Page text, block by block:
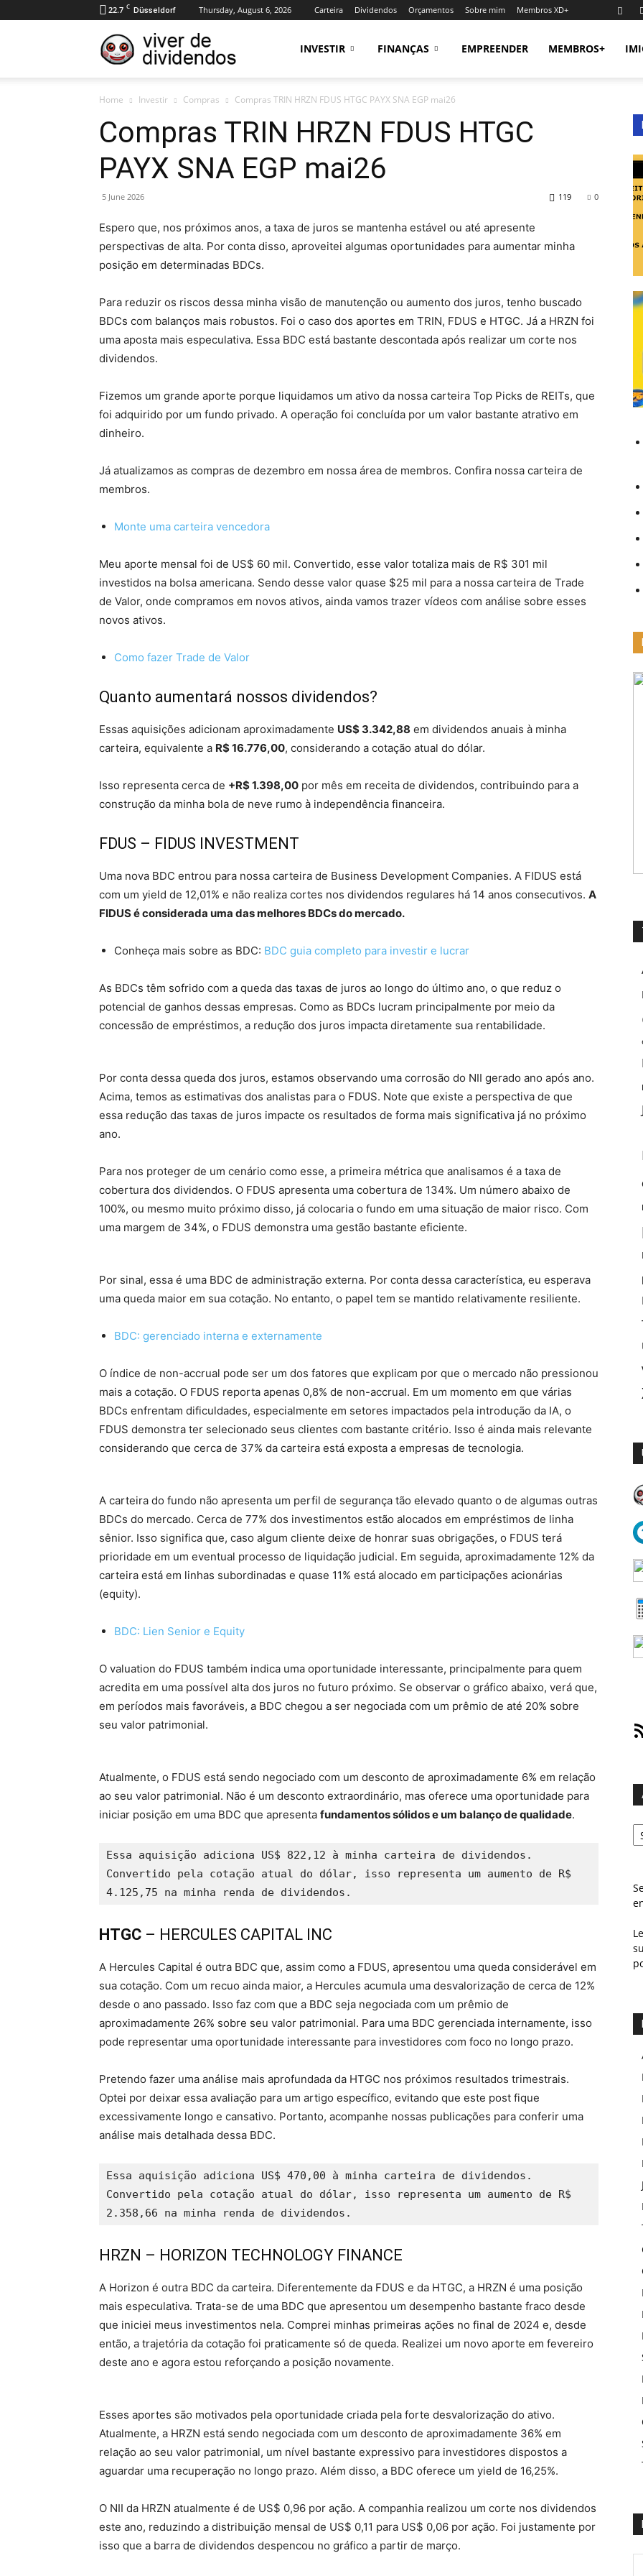
22.7 C Düsseldorf Thursday, August 6, 2026 Carteira Dividendos Orçamentos Sobre mim Membros XD+
de
Dividendos
INVESTIR FINANÇAS EMPREENDER MEMBROS+
Home Investir Compras Compras TRIN HRZN FDUS HTGC PAYX SNA EGP mai26
Compras TRIN HRZN FDUS HTGC
PAYX SNA EGP mai26
5 June 2026 0
119
Espero que, nos próximos anos, a taxa de juros se mantenha estável ou até apresente
perspectivas de alta. Por conta disso, aproveitei algumas oportunidades para aumentar minha
posição em determinadas BDCs.
Para reduzir os riscos dessa minha visão de manutenção ou aumento dos juros, tenho buscado
BDCs com balanços mais robustos. Foi o caso dos aportes em TRIN, FDUS e HTGC. Já a HRZN foi
uma aposta mais especulativa. Essa BDC está bastante descontada após realizar um corte nos
dividendos.
Fizemos um grande aporte porque liquidamos um ativo da nossa carteira Top Picks de REITs, que
foi adquirido por um fundo privado. A operação foi concluída por um valor bastante atrativo em
dinheiro.
Já atualizamos as compras de dezembro em nossa área de membros. Confira nossa carteira de
membros.
Monte uma carteira vencedora
Meu aporte mensal foi de US$ 60 mil. Convertido, esse valor totaliza mais de R$ 301 mil
investidos na bolsa americana. Sendo desse valor quase $25 mil para a nossa carteira de Trade
de Valor, onde compramos em novos ativos, ainda vamos trazer vídeos com análise sobre esses
novos ativos.
Como fazer Trade de Valor
Quanto aumentará nossos dividendos?
Essas aquisições adicionam aproximadamente US$ 3.342,88 em dividendos anuais à minha
carteira, equivalente a R$ 16.776,00, considerando a cotação atual do dólar.
Isso representa cerca de +R$ 1.398,00 por mês em receita de dividendos, contribuindo para a
construção da minha bola de neve rumo à independência financeira.
FDUS – FIDUS INVESTMENT
Uma nova BDC entrou para nossa carteira de Business Development Companies. A FIDUS está
com um yield de 12,01% e não realiza cortes nos dividendos regulares há 14 anos consecutivos. A
FIDUS é considerada uma das melhores BDCs do mercado.
Conheça mais sobre as BDC: BDC guia completo para investir e lucrar
As BDCs têm sofrido com a queda das taxas de juros ao longo do último ano, o que reduz o
potencial de ganhos dessas empresas. Como as BDCs lucram principalmente por meio da
concessão de empréstimos, a redução dos juros impacta diretamente sua rentabilidade.
Por conta dessa queda dos juros, estamos observando uma corrosão do NII gerado ano após ano.
Acima, temos as estimativas dos analistas para o FDUS. Note que existe a perspectiva de que
essa redução das taxas de juros impacte os resultados de forma mais significativa já no próximo
ano.
Para nos proteger de um cenário como esse, a primeira métrica que analisamos é a taxa de
cobertura dos dividendos. O FDUS apresenta uma cobertura de 134%. Um número abaixo de
100%, ou mesmo muito próximo disso, já colocaria o fundo em uma situação de maior risco. Com
uma margem de 34%, o FDUS demonstra uma gestão bastante eficiente.
Por sinal, essa é uma BDC de administração externa. Por conta dessa característica, eu esperava
uma queda maior em sua cotação. No entanto, o papel tem se mantido relativamente resiliente.
BDC: gerenciado interna e externamente
O índice de non-accrual pode ser um dos fatores que explicam por que o mercado não pressionou
mais a cotação. O FDUS reporta apenas 0,8% de non-accrual. Em um momento em que várias
BDCs enfrentam dificuldades, especialmente em setores impactados pela introdução da IA, o
FDUS demonstra ter selecionado seus clientes com bastante critério. Isso é ainda mais relevante
considerando que cerca de 37% da carteira está exposta a empresas de tecnologia.
A carteira do fundo não apresenta um perfil de segurança tão elevado quanto o de algumas outras
BDCs do mercado. Cerca de 77% dos investimentos estão alocados em empréstimos de linha
sênior. Isso significa que, caso algum cliente deixe de honrar suas obrigações, o FDUS terá
prioridade em um eventual processo de liquidação judicial. Em seguida, aproximadamente 12% da
carteira está em linhas subordinadas e quase 11% está alocado em participações acionárias
(equity).
BDC: Lien Senior e Equity
O valuation do FDUS também indica uma oportunidade interessante, principalmente para quem
acredita em uma possível alta dos juros no futuro próximo. Se observar o gráfico abaixo, verá que,
em períodos mais favoráveis, a BDC chegou a ser negociada com um prêmio de até 20% sobre
seu valor patrimonial.
Atualmente, o FDUS está sendo negociado com um desconto de aproximadamente 6% em relação
ao seu valor patrimonial. Não é um desconto extraordinário, mas oferece uma oportunidade para
iniciar posição em uma BDC que apresenta fundamentos sólidos e um balanço de qualidade.
Essa aquisição adiciona US$ 822,12 à minha carteira de dividendos.
Convertido pela cotação atual do dólar, isso representa um aumento de R$
4.125,75 na minha renda de dividendos.
HTGC – HERCULES CAPITAL INC
A Hercules Capital é outra BDC que, assim como a FDUS, apresentou uma queda considerável em
sua cotação. Com um recuo ainda maior, a Hercules acumula uma desvalorização de cerca de 12%
desde o ano passado. Isso faz com que a BDC seja negociada com um prêmio de
aproximadamente 26% sobre seu valor patrimonial. Para uma BDC gerenciada internamente, isso
pode representar uma oportunidade interessante para investidores com foco no longo prazo.
Pretendo fazer uma análise mais aprofundada da HTGC nos próximos resultados trimestrais.
Optei por deixar essa avaliação para um artigo específico, evitando que este post fique
excessivamente longo e cansativo. Portanto, acompanhe nossas publicações para conferir uma
análise mais detalhada dessa BDC.
Essa aquisição adiciona US$ 470,00 à minha carteira de dividendos.
Convertido pela cotação atual do dólar, isso representa um aumento de R$
2.358,66 na minha renda de dividendos.
HRZN – HORIZON TECHNOLOGY FINANCE
A Horizon é outra BDC da carteira. Diferentemente da FDUS e da HTGC, a HRZN é uma posição
mais especulativa. Trata-se de uma BDC que apresentou um desempenho bastante fraco desde
que iniciei meus investimentos nela. Comprei minhas primeiras ações no final de 2024 e, desde
então, a trajetória da cotação foi praticamente só de queda. Realizei um novo aporte em fevereiro
deste ano e agora estou reforçando a posição novamente.
Esses aportes são motivados pela oportunidade criada pela forte desvalorização do ativo.
Atualmente, a HRZN está sendo negociada com um desconto de aproximadamente 36% em
relação ao seu valor patrimonial, um nível bastante expressivo para investidores dispostos a
aguardar uma recuperação no longo prazo. Além disso, a BDC oferece um yield de 16,25%.
O NII da HRZN atualmente é de US$ 0,96 por ação. A companhia realizou um corte nos dividendos
este ano, reduzindo a distribuição mensal de US$ 0,11 para US$ 0,06 por ação. Foi justamente por
isso que a barra de dividendos despencou no gráfico a partir de março.